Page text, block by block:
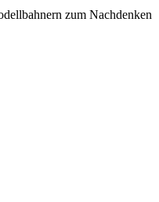
zum Nachdenken